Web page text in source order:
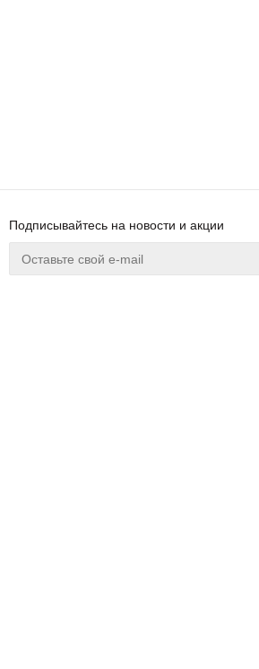
Подписывайтесь на новости и акции